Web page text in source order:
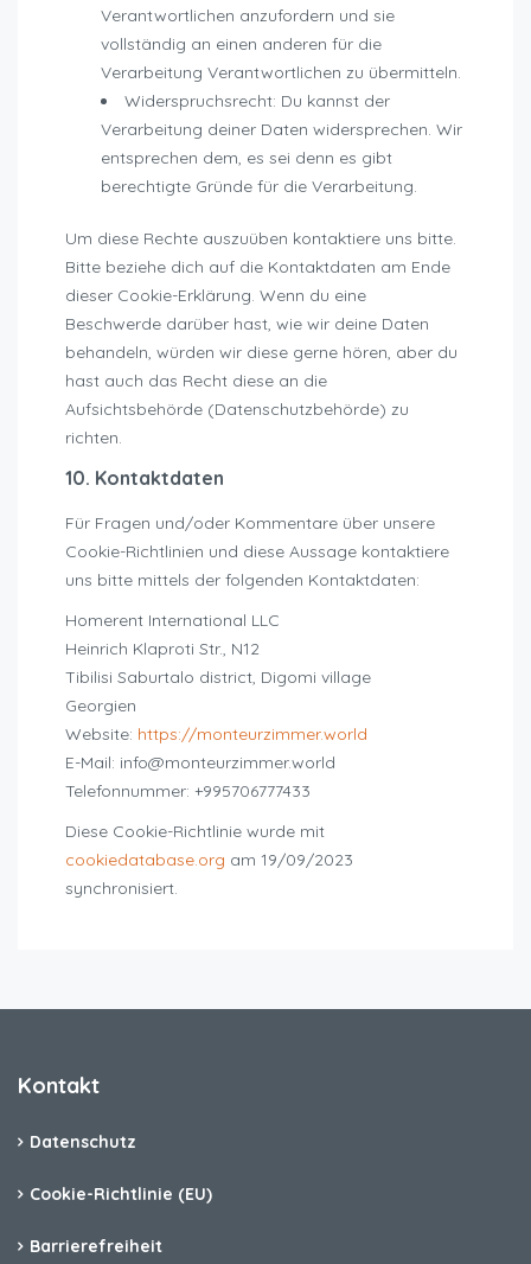
Verantwortlichen anzufordern und sie
vollständig an einen anderen für die
Verarbeitung Verantwortlichen zu übermitteln.
Widerspruchsrecht: Du kannst der
Verarbeitung deiner Daten widersprechen. Wir
entsprechen dem, es sei denn es gibt
berechtigte Gründe für die Verarbeitung.
Um diese Rechte auszuüben kontaktiere uns bitte.
Bitte beziehe dich auf die Kontaktdaten am Ende
dieser Cookie-Erklärung. Wenn du eine
Beschwerde darüber hast, wie wir deine Daten
behandeln, würden wir diese gerne hören, aber du
hast auch das Recht diese an die
Aufsichtsbehörde (Datenschutzbehörde) zu
richten.
10. Kontaktdaten
Für Fragen und/oder Kommentare über unsere
Cookie-Richtlinien und diese Aussage kontaktiere
uns bitte mittels der folgenden Kontaktdaten:
Homerent International LLC
Heinrich Klaproti Str., N12
Tibilisi Saburtalo district, Digomi village
Georgien
Website: https://monteurzimmer.world
E-Mail: info@monteurzimmer.world
Telefonnummer: +995706777433
Diese Cookie-Richtlinie wurde mit
cookiedatabase.org am 19/09/2023
synchronisiert.
Kontakt
Datenschutz
Cookie-Richtlinie (EU)
Barrierefreiheit